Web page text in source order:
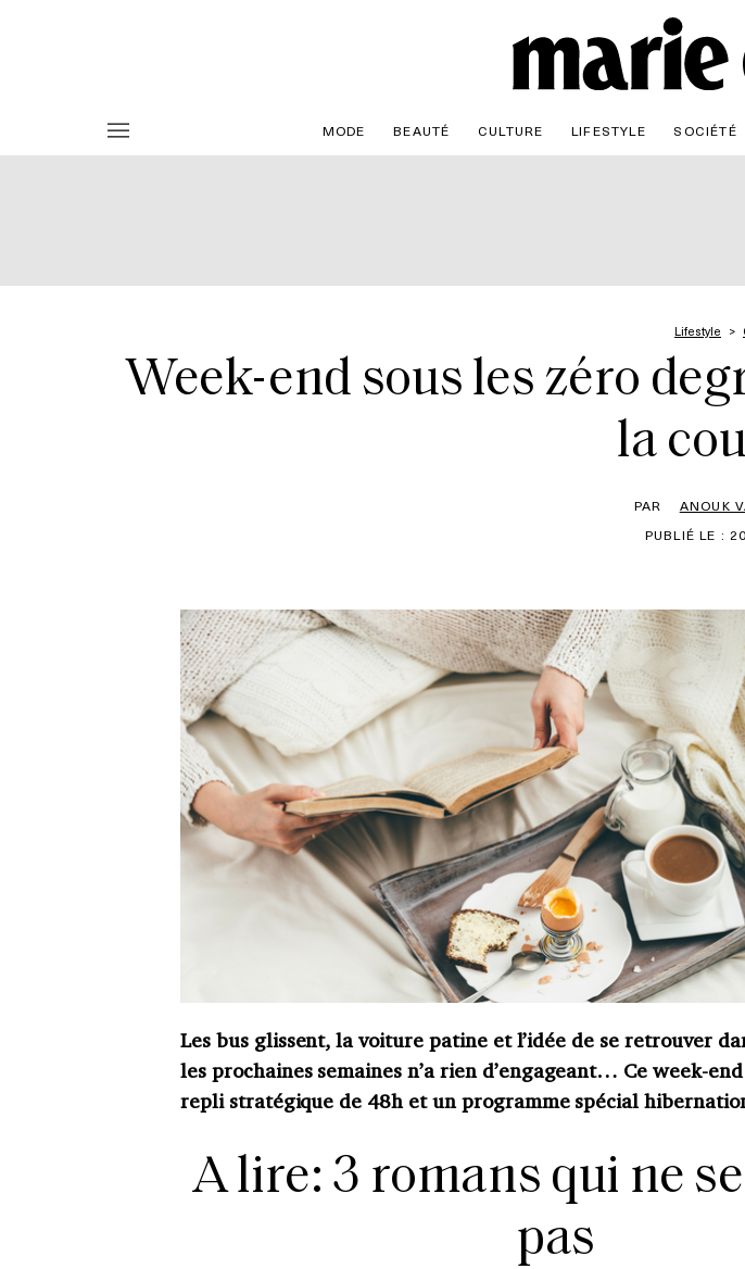
MODE BEAUTÉ CULTURE LIFESTYLE SOCIÉTÉ
Lifestyle
Week-end sous les zéro
la
PAR
ANOUK
PUBLIÉ LE :
Les bus glissent, la voiture patine et l’idée de se retrouver
les prochaines semaines n’a rien d’engageant… Ce week-
repli stratégique de 48h et un programme spécial
A lire: 3 romans qui ne
pas